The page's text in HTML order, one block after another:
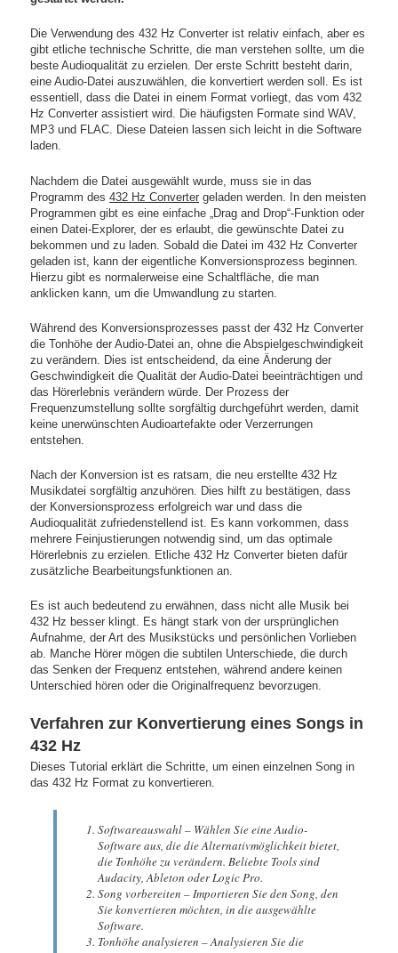
Die Verwendung des 432 Hz Converter ist relativ einfach, aber es
gibt etliche technische Schritte, die man verstehen sollte, um die
beste Audioqualität zu erzielen. Der erste Schritt besteht darin,
eine Audio-Datei auszuwählen, die konvertiert werden soll. Es ist
essentiell, dass die Datei in einem Format vorliegt, das vom 432
Hz Converter assistiert wird. Die häufigsten Formate sind WAV,
MP3 und FLAC. Diese Dateien lassen sich leicht in die Software
laden.
Nachdem die Datei ausgewählt wurde, muss sie in das
Programm des432 Hz Converter geladen werden. In den meisten
Programmen gibt es eine einfache „Drag and Drop“-Funktion oder
einen Datei-Explorer, der es erlaubt, die gewünschte Datei zu
bekommen und zu laden. Sobald die Datei im 432 Hz Converter
geladen ist, kann der eigentliche Konversionsprozess beginnen.
Hierzu gibt es normalerweise eine Schaltfläche, die man
anklicken kann, um die Umwandlung zu starten.
Während des Konversionsprozesses passt der 432 Hz Converter
die Tonhöhe der Audio-Datei an, ohne die Abspielgeschwindigkeit
zu verändern. Dies ist entscheidend, da eine Änderung der
Geschwindigkeit die Qualität der Audio-Datei beeinträchtigen und
das Hörerlebnis verändern würde. Der Prozess der
Frequenzumstellung sollte sorgfältig durchgeführt werden, damit
keine unerwünschten Audioartefakte oder Verzerrungen
entstehen.
Nach der Konversion ist es ratsam, die neu erstellte 432 Hz
Musikdatei sorgfältig anzuhören. Dies hilft zu bestätigen, dass
der Konversionsprozess erfolgreich war und dass die
Audioqualität zufriedenstellend ist. Es kann vorkommen, dass
mehrere Feinjustierungen notwendig sind, um das optimale
Hörerlebnis zu erzielen. Etliche 432 Hz Converter bieten dafür
zusätzliche Bearbeitungsfunktionen an.
Es ist auch bedeutend zu erwähnen, dass nicht alle Musik bei
432 Hz besser klingt. Es hängt stark von der ursprünglichen
Aufnahme, der Art des Musikstücks und persönlichen Vorlieben
ab. Manche Hörer mögen die subtilen Unterschiede, die durch
das Senken der Frequenz entstehen, während andere keinen
Unterschied hören oder die Originalfrequenz bevorzugen.
Verfahren zur Konvertierung eines Songs in
432 Hz
Dieses Tutorial erklärt die Schritte, um einen einzelnen Song in
das 432 Hz Format zu konvertieren.
Softwareauswahl – Wählen Sie eine Audio-
Software aus, die die Alternativmöglichkeit bietet,
die Tonhöhe zu verändern. Beliebte Tools sind
Audacity, Ableton oder Logic Pro.
Song vorbereiten – Importieren Sie den Song, den
Sie konvertieren möchten, in die ausgewählte
Software.
Tonhöhe analysieren – Analysieren Sie die